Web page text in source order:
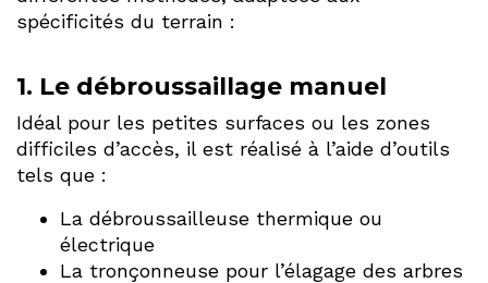
spécificités du terrain :
1. Le débroussaillage manuel
Idéal pour les petites surfaces ou les zones
difficiles d’accès, il est réalisé à l’aide d’outils
tels que :
La débroussailleuse thermique ou
électrique
La tronçonneuse pour l’élagage des arbres